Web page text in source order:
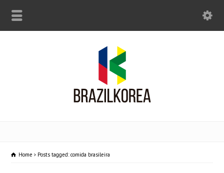
Home Posts tagged: comida brasileira